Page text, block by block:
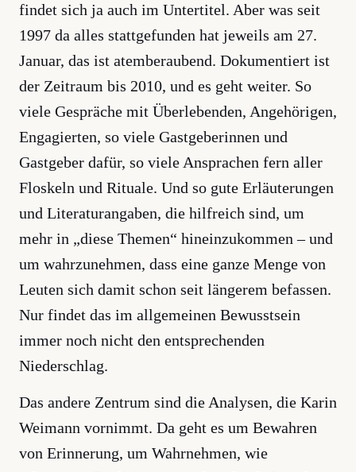
findet sich ja auch im Untertitel. Aber was seit
1997 da alles stattgefunden hat jeweils am 27.
Januar, das ist atemberaubend. Dokumentiert ist
der Zeitraum bis 2010, und es geht weiter. So
viele Gespräche mit Überlebenden, Angehörigen,
Engagierten, so viele Gastgeberinnen und
Gastgeber dafür, so viele Ansprachen fern aller
Floskeln und Rituale. Und so gute Erläuterungen
und Literaturangaben, die hilfreich sind, um
mehr in „diese Themen“ hineinzukommen – und
um wahrzunehmen, dass eine ganze Menge von
Leuten sich damit schon seit längerem befassen.
Nur findet das im allgemeinen Bewusstsein
immer noch nicht den entsprechenden
Niederschlag.
Das andere Zentrum sind die Analysen, die Karin
Weimann vornimmt. Da geht es um Bewahren
von Erinnerung, um Wahrnehmen, wie